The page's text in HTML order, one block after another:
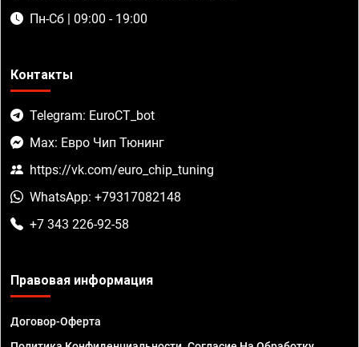
Пн-Сб | 09:00 - 19:00
Контакты
Telegram: EuroCT_bot
Max: Евро Чип Тюнинг
https://vk.com/euro_chip_tuning
WhatsApp: +79317082148
+7 343 226-92-58
Правовая информация
Договор-Оферта